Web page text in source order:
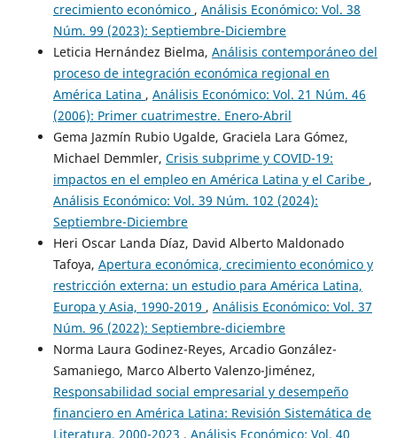
crecimiento económico , Análisis Económico: Vol. 38
Núm. 99 (2023): Septiembre-Diciembre
Leticia Hernández Bielma, Análisis contemporáneo del
proceso de integración económica regional en
América Latina , Análisis Económico: Vol. 21 Núm. 46
(2006): Primer cuatrimestre. Enero-Abril
Gema Jazmín Rubio Ugalde, Graciela Lara Gómez,
Michael Demmler, Crisis subprime y COVID-19:
impactos en el empleo en América Latina y el Caribe ,
Análisis Económico: Vol. 39 Núm. 102 (2024):
Septiembre-Diciembre
Heri Oscar Landa Díaz, David Alberto Maldonado
Tafoya, Apertura económica, crecimiento económico y
restricción externa: un estudio para América Latina,
Europa y Asia, 1990-2019 , Análisis Económico: Vol. 37
Núm. 96 (2022): Septiembre-diciembre
Norma Laura Godinez-Reyes, Arcadio González-
Samaniego, Marco Alberto Valenzo-Jiménez,
Responsabilidad social empresarial y desempeño
financiero en América Latina: Revisión Sistemática de
Literatura, 2000-2023 , Análisis Económico: Vol. 40